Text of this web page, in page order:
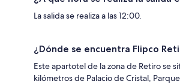
La salida se realiza a las 12:00.
¿Dónde se encuentra Flipco
Este apartotel de la zona de Retiro se
kilómetros de Palacio de Cristal,